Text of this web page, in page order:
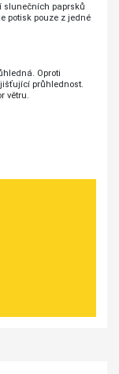
slunečních paprsků
potisk pouze z jedné
Oproti
průhlednost.
větru.